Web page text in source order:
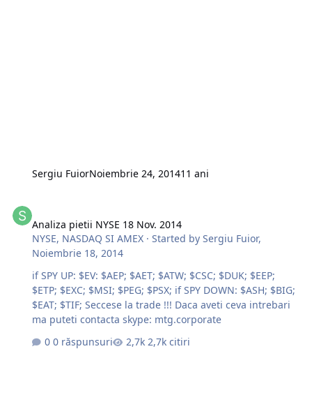
Sergiu FuiorNoiembrie 24, 201411 ani
Analiza pietii NYSE 18 Nov. 2014
NYSE, NASDAQ SI AMEX · Started bySergiu Fuior,
Noiembrie 18, 2014
if SPY UP: $EV: $AEP; $AET; $ATW; $CSC; $DUK; $EEP;
$ETP; $EXC; $MSI; $PEG; $PSX; if SPY DOWN: $ASH; $BIG;
$EAT; $TIF; Seccese la trade !!! Daca aveti ceva intrebari
ma puteti contacta skype: mtg.corporate
0 răspunsuri
2,7k citiri